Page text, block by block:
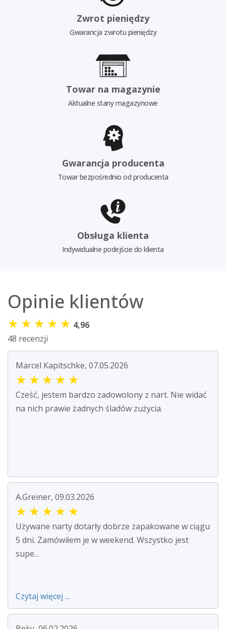
Zwrot pieniędzy
Gwarancja zwrotu pieniędzy
Towar na magazynie
Aktualne stany magazynowe
Gwarancja producenta
Towar bezpośrednio od producenta
Obsługa klienta
Indywidualne podejście do klienta
Opinie klientów
★ ★ ★ ★ ★ 4,96
48 recenzji
Marcel Kapitschke, 07.05.2026
★ ★ ★ ★ ★
Cześć, jestem bardzo zadowolony z nart. Nie widać
na nich prawie żadnych śladów zużycia.
A.Greiner, 09.03.2026
★ ★ ★ ★ ★
Używane narty dotarły dobrze zapakowane w ciągu
5 dni. Zamówiłem je w weekend. Wszystko jest
supe...
Czytaj więcej ...